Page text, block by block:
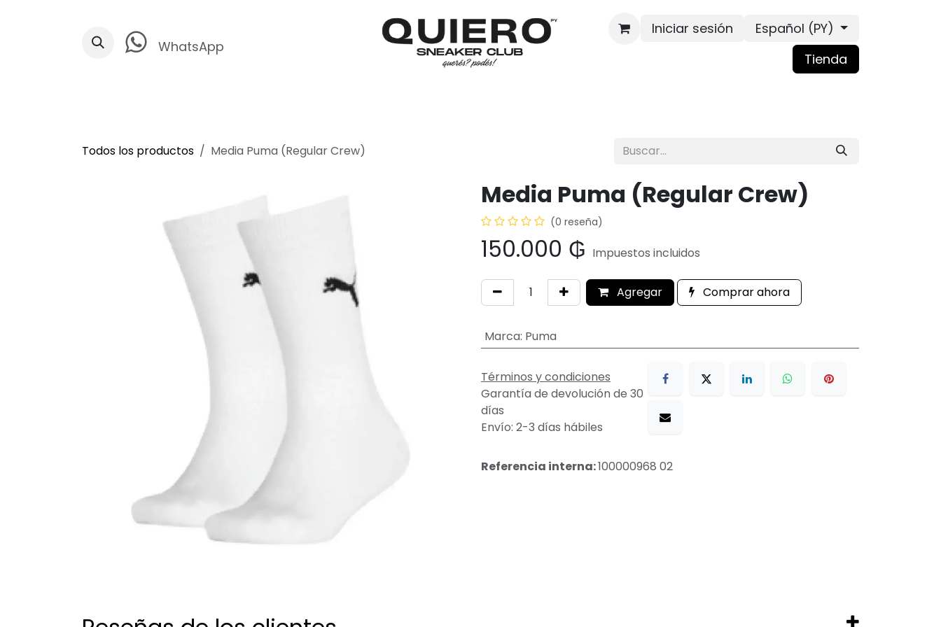
WhatsApp
Iniciar sesión
Español (PY)
Tienda
Todos los productos Media Puma (Regular Crew)
Media Puma (Regular Crew)
(0 reseña)
150.000 ₲ Impuestos incluidos
Agregar Comprar ahora
Marca: Puma
Términos y condiciones
Garantía de devolución de 30
días
Envío: 2-3 días hábiles
Referencia interna:100000968 02